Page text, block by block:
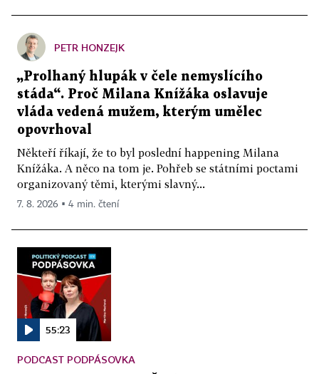
PETR HONZEJK
„Prolhaný hlupák v čele nemyslícího
stáda“. Proč Milana Knížáka oslavuje
vláda vedená mužem, kterým umělec
opovrhoval
Někteří říkají, že to byl poslední happening Milana
Knížáka. A něco na tom je. Pohřeb se státními poctami
organizovaný těmi, kterými slavný...
7. 8. 2026 ▪ 4 min. čtení
55:23
PODCAST PODPÁSOVKA